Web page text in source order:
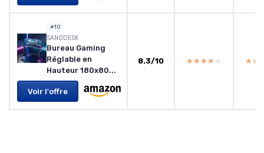
#10
SANODESK
Bureau Gaming
Réglable en
Hauteur 180x80...
Voir l'offre
8.3/10 ★★★★★
★★★★★